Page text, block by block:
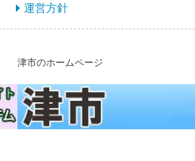
運営方針
津市のホームページ